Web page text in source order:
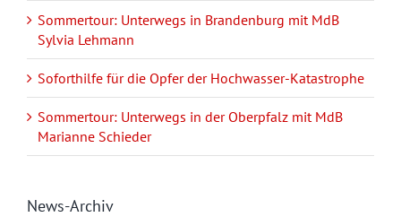
Sommertour: Unterwegs in Brandenburg mit MdB
Sylvia Lehmann
Soforthilfe für die Opfer der Hochwasser-Katastrophe
Sommertour: Unterwegs in der Oberpfalz mit MdB
Marianne Schieder
News-Archiv